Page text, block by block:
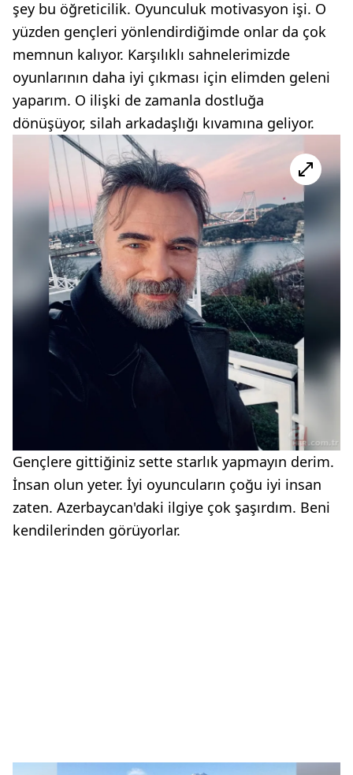
şey bu öğreticilik. Oyunculuk motivasyon işi. O
yüzden gençleri yönlendirdiğimde onlar da çok
memnun kalıyor. Karşılıklı sahnelerimizde
oyunlarının daha iyi çıkması için elimden geleni
yaparım. O ilişki de zamanla dostluğa
dönüşüyor, silah arkadaşlığı kıvamına geliyor.
Gençlere gittiğiniz sette starlık yapmayın derim.
İnsan olun yeter. İyi oyuncuların çoğu iyi insan
zaten. Azerbaycan'daki ilgiye çok şaşırdım. Beni
kendilerinden görüyorlar.